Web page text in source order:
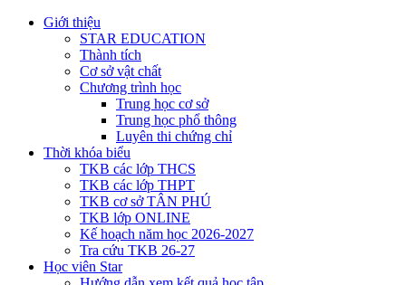
Giới thiệu
STAR EDUCATION
Thành tích
Cơ sở vật chất
Chương trình học
Trung học cơ sở
Trung học phổ thông
Luyên thi chứng chỉ
Thời khóa biểu
TKB các lớp THCS
TKB các lớp THPT
TKB cơ sở TÂN PHÚ
TKB lớp ONLINE
Kế hoạch năm học 2026-2027
Tra cứu TKB 26-27
Học viên Star